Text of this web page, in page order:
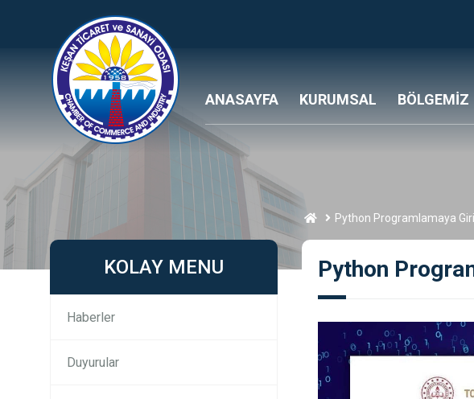
ANASAYFA KURUMSAL BÖLGEMİZ
Python Programlamaya
KOLAY MENU
Haberler
Duyurular
Python